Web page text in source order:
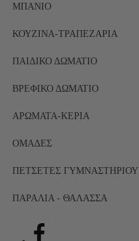
ΜΠΆΝΙΟ
ΚΟΥΖΊΝΑ-ΤΡΑΠΕΖΑΡΊΑ
ΠΑΙΔΙΚΌ ΔΩΜΆΤΙΟ
ΒΡΕΦΙΚΌ ΔΩΜΆΤΙΟ
ΑΡΏΜΑΤΑ-ΚΕΡΙΆ
ΟΜΆΔΕΣ
ΠΕΤΣΈΤΕΣ ΓΥΜΝΑΣΤΗΡΊΟΥ
ΠΑΡΑΛΊΑ - ΘΆΛΑΣΣΑ